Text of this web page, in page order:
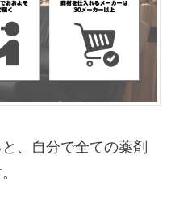
、自分で全ての薬剤